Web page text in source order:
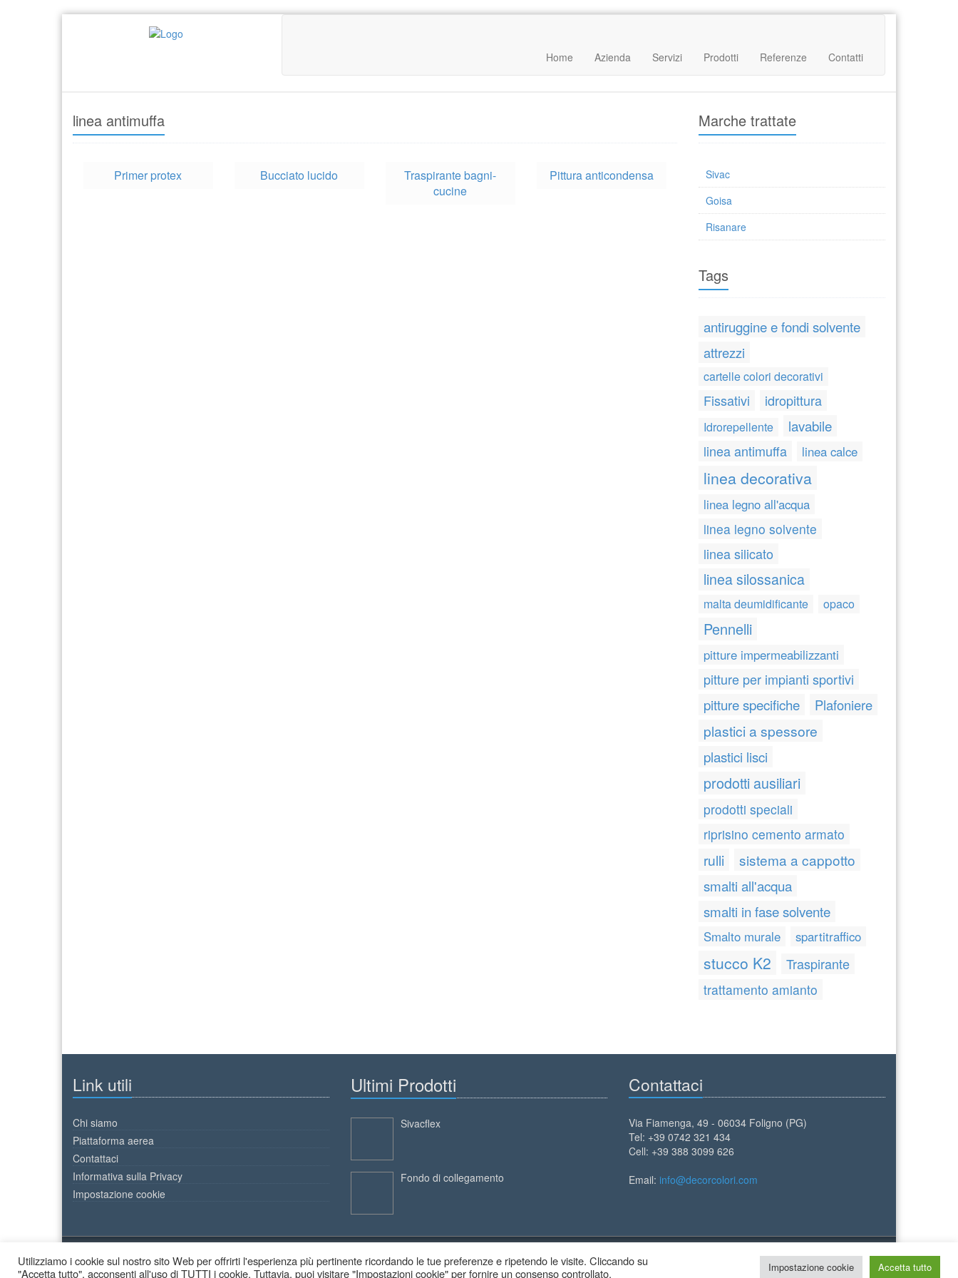
Home Azienda Servizi Prodotti Referenze Contatti
linea antimuffa
Primer protex Bucciato lucido
Traspirante bagni-
cucine
Pittura anticondensa
Marche trattate
Sivac
Goisa
Risanare
Tags
antiruggine e fondi solvente
attrezzi
cartelle colori decorativi
Fissativi idropittura
Idrorepellente lavabile
linea antimuffa linea calce
linea decorativa
linea legno all'acqua
linea legno solvente
linea silicato
linea silossanica
malta deumidificante opaco
Pennelli
pitture impermeabilizzanti
pitture per impianti sportivi
pitture specifiche Plafoniere
plastici a spessore
plastici lisci
prodotti ausiliari
prodotti speciali
riprisino cemento armato
rulli
sistema a cappotto
smalti all'acqua
smalti in fase solvente
Smalto murale spartitraffico
stucco K2 Traspirante
trattamento amianto
Link utili
Chi siamo
Piattaforma aerea
Contattaci
Informativa sulla Privacy
Impostazione cookie
Ultimi Prodotti
Sivacflex
Fondo di collegamento
Contattaci
Via Fiamenga, 49 - 06034 Foligno (PG)
Tel: +39 0742 321 434
Cell: +39 388 3099 626
Email: info@decorcolori.com
2026 © Decor Colori - All Rights Reserved.
Utilizziamo i cookie sul nostro sito Web per offrirti l'esperienza più pertinente ricordando le tue preferenze e ripetendo le visite. Cliccando su
"Accetta tutto", acconsenti all'uso di TUTTI i cookie. Tuttavia, puoi visitare "Impostazioni cookie" per fornire un consenso controllato.
Impostazione cookie Accetta tutto